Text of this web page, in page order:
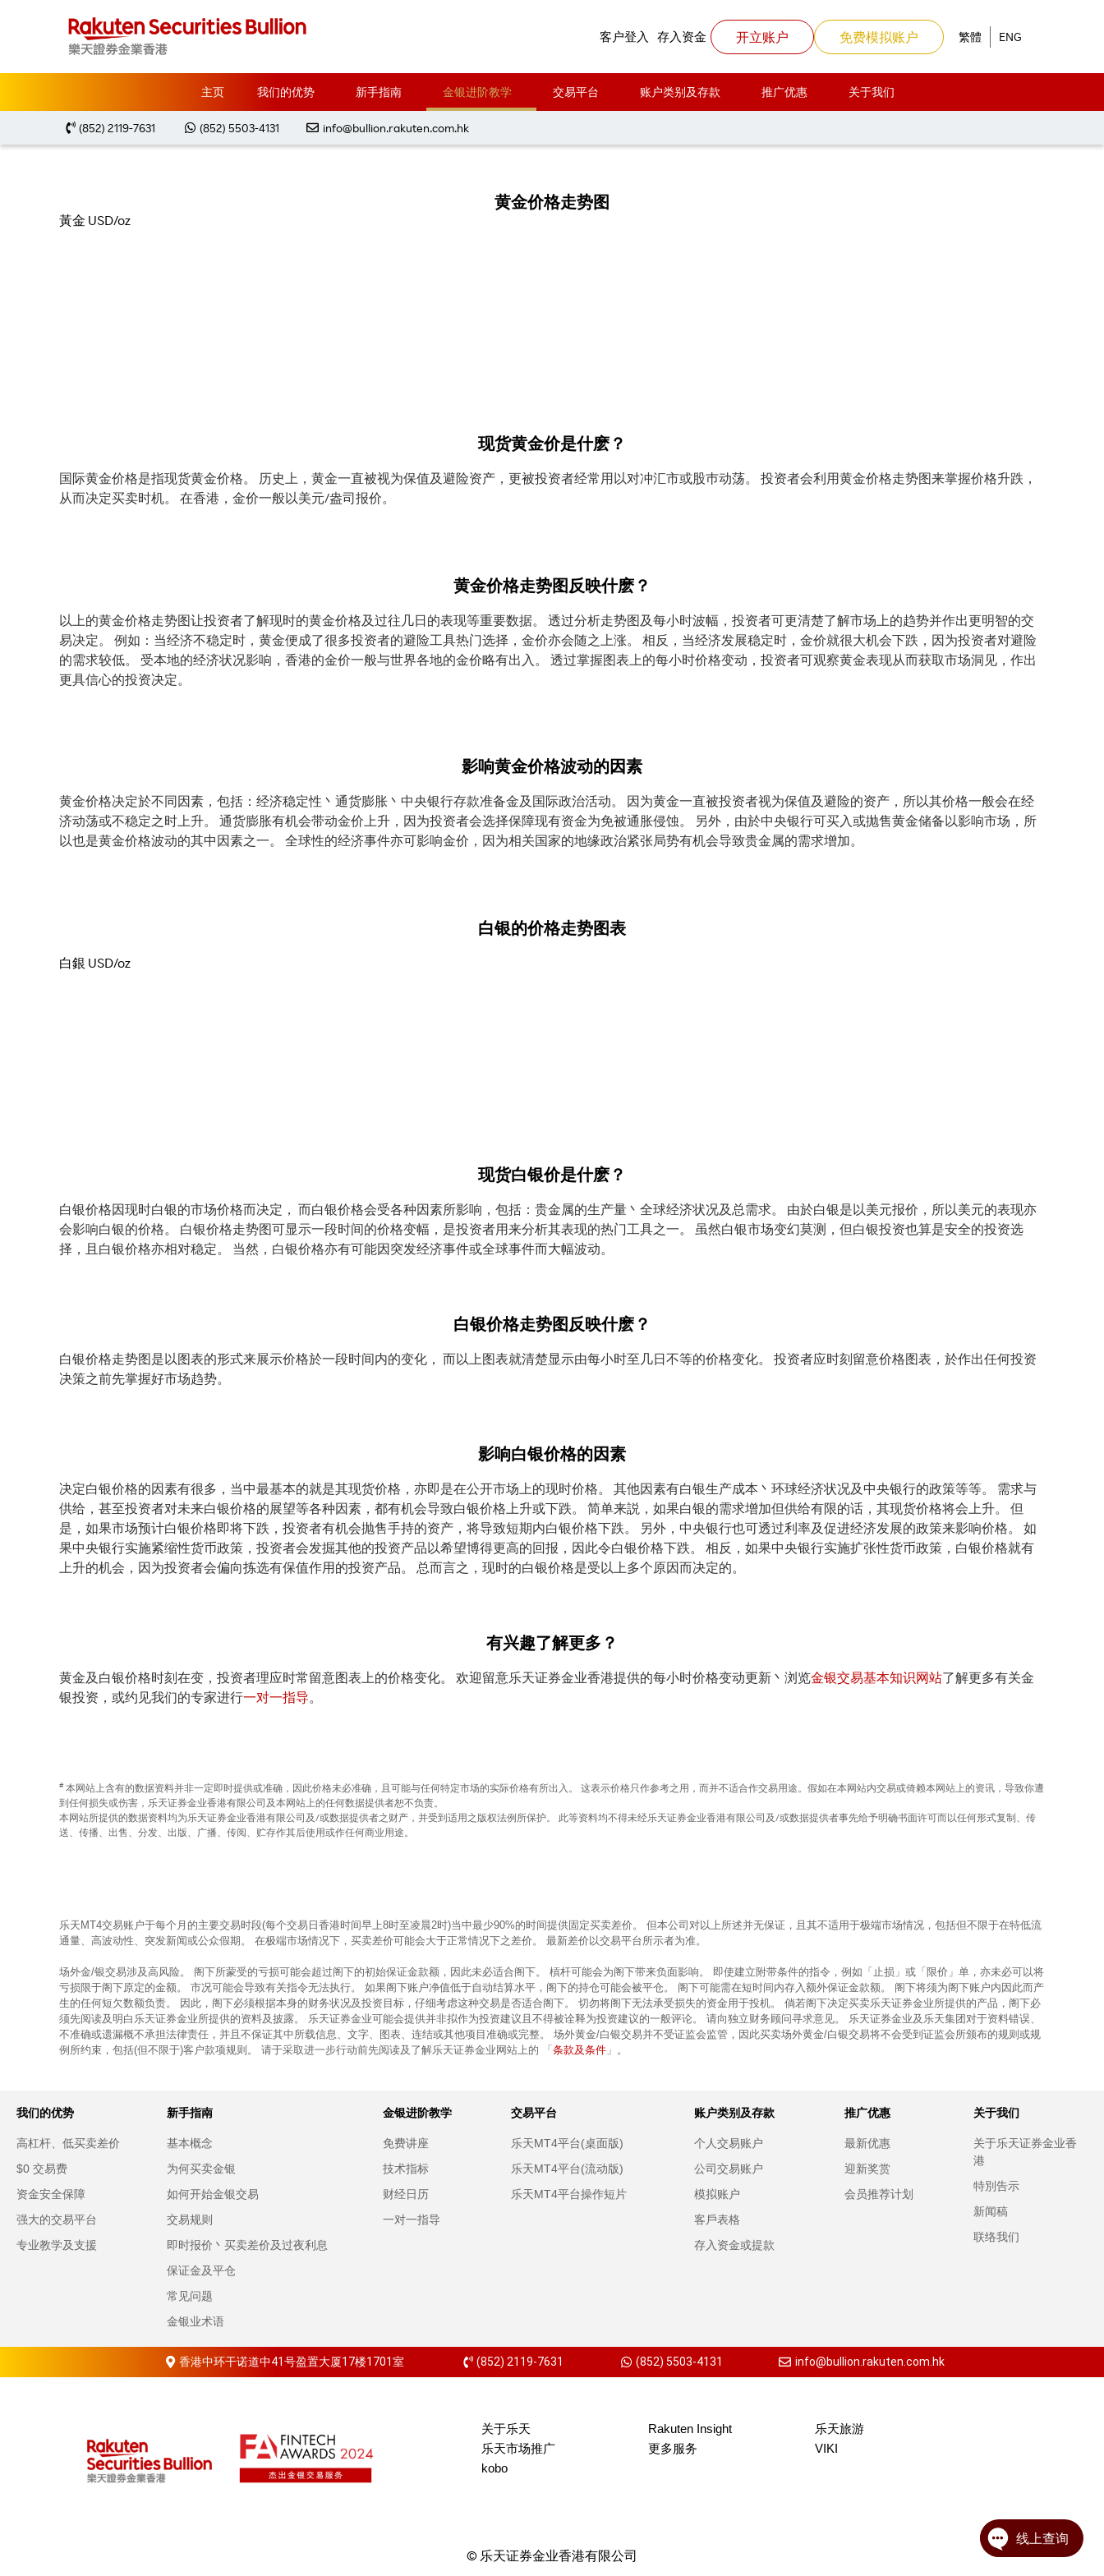
客户登入 存入资金 开立账户 免费模拟账户 繁體 ENG
主页 我们的优势 新手指南 金银进阶教学 交易平台 账户类别及存款 推广优惠 关于我们
(852) 2119-7631 (852) 5503-4131 info@bullion.rakuten.com.hk
主页 金银买卖教学 价格走势图
金银价格走势图
黄金价格走势图
黃金 USD/oz
现货黄金价是什麽？
国际黄金价格是指现货黄金价格。 历史上，黄金一直被视为保值及避险资产，更被投资者经常用以对冲汇市或股巿动荡。 投资者会利用黄金价格走势图来掌握价格升跌，
从而决定买卖时机。 在香港，金价一般以美元/盎司报价。
黄金价格走势图反映什麽？
以上的黄金价格走势图让投资者了解现时的黄金价格及过往几日的表现等重要数据。 透过分析走势图及每小时波幅，投资者可更清楚了解市场上的趋势并作出更明智的交
易决定。 例如：当经济不稳定时，黄金便成了很多投资者的避险工具热门选择，金价亦会随之上涨。 相反，当经济发展稳定时，金价就很大机会下跌，因为投资者对避险
的需求较低。 受本地的经济状况影响，香港的金价一般与世界各地的金价略有出入。 透过掌握图表上的每小时价格变动，投资者可观察黄金表现从而获取市场洞见，作出
更具信心的投资决定。
影响黄金价格波动的因素
黄金价格决定於不同因素，包括：经济稳定性丶通货膨胀丶中央银行存款准备金及国际政治活动。 因为黄金一直被投资者视为保值及避险的资产，所以其价格一般会在经
济动荡或不稳定之时上升。 通货膨胀有机会带动金价上升，因为投资者会选择保障现有资金为免被通胀侵蚀。 另外，由於中央银行可买入或抛售黄金储备以影响市场，所
以也是黄金价格波动的其中因素之一。 全球性的经济事件亦可影响金价，因为相关国家的地缘政治紧张局势有机会导致贵金属的需求增加。
白银的价格走势图表
白銀 USD/oz
现货白银价是什麽？
白银价格因现时白银的市场价格而决定， 而白银价格会受各种因素所影响，包括：贵金属的生产量丶全球经济状况及总需求。 由於白银是以美元报价，所以美元的表现亦
会影响白银的价格。 白银价格走势图可显示一段时间的价格变幅，是投资者用来分析其表现的热门工具之一。 虽然白银市场变幻莫测，但白银投资也算是安全的投资选
择，且白银价格亦相对稳定。 当然，白银价格亦有可能因突发经济事件或全球事件而大幅波动。
白银价格走势图反映什麽？
白银价格走势图是以图表的形式来展示价格於一段时间内的变化， 而以上图表就清楚显示由每小时至几日不等的价格变化。 投资者应时刻留意价格图表，於作出任何投资
决策之前先掌握好市场趋势。
影响白银价格的因素
决定白银价格的因素有很多，当中最基本的就是其现货价格，亦即是在公开市场上的现时价格。 其他因素有白银生产成本丶环球经济状况及中央银行的政策等等。 需求与
供给，甚至投资者对未来白银价格的展望等各种因素，都有机会导致白银价格上升或下跌。 简单来説，如果白银的需求增加但供给有限的话，其现货价格将会上升。 但
是，如果市场预计白银价格即将下跌，投资者有机会抛售手持的资产，将导致短期内白银价格下跌。 另外，中央银行也可透过利率及促进经济发展的政策来影响价格。 如
果中央银行实施紧缩性货币政策，投资者会发掘其他的投资产品以希望博得更高的回报，因此令白银价格下跌。 相反，如果中央银行实施扩张性货币政策，白银价格就有
上升的机会，因为投资者会偏向拣选有保值作用的投资产品。 总而言之，现时的白银价格是受以上多个原因而决定的。
有兴趣了解更多？
黄金及白银价格时刻在变，投资者理应时常留意图表上的价格变化。 欢迎留意乐天证券金业香港提供的每小时价格变动更新丶浏览金银交易基本知识网站了解更多有关金
银投资，或约见我们的专家进行一对一指导。
# 本网站上含有的数据资料并非一定即时提供或准确，因此价格未必准确，且可能与任何特定市场的实际价格有所出入。 这表示价格只作参考之用，而并不适合作交易用途。假如在本网站内交易或倚赖本网站上的资讯，导致你遭
到任何损失或伤害，乐天证券金业香港有限公司及本网站上的任何数据提供者恕不负责。
本网站所提供的数据资料均为乐天证券金业香港有限公司及/或数据提供者之财产，并受到适用之版权法例所保护。 此等资料均不得未经乐天证券金业香港有限公司及/或数据提供者事先给予明确书面许可而以任何形式复制、传
送、传播、出售、分发、出版、广播、传阅、贮存作其后使用或作任何商业用途。
乐天MT4交易账户于每个月的主要交易时段(每个交易日香港时间早上8时至凌晨2时)当中最少90%的时间提供固定买卖差价。 但本公司对以上所述并无保证，且其不适用于极端市场情况，包括但不限于在特低流
通量、高波动性、突发新闻或公众假期。 在极端市场情况下，买卖差价可能会大于正常情况下之差价。 最新差价以交易平台所示者为准。
场外金/银交易涉及高风险。 阁下所蒙受的亏损可能会超过阁下的初始保证金款额，因此未必适合阁下。 槓杆可能会为阁下带来负面影响。 即使建立附带条件的指令，例如「止损」或「限价」单，亦未必可以将
亏损限于阁下原定的金额。 市况可能会导致有关指令无法执行。 如果阁下账户净值低于自动结算水平，阁下的持仓可能会被平仓。 阁下可能需在短时间内存入额外保证金款额。 阁下将须为阁下账户内因此而产
生的任何短欠数额负责。 因此，阁下必须根据本身的财务状况及投资目标，仔细考虑这种交易是否适合阁下。 切勿将阁下无法承受损失的资金用于投机。 倘若阁下决定买卖乐天证券金业所提供的产品，阁下必
须先阅读及明白乐天证券金业所提供的资料及披露。 乐天证券金业可能会提供并非拟作为投资建议且不得被诠释为投资建议的一般评论。 请向独立财务顾问寻求意见。 乐天证券金业及乐天集团对于资料错误、
不准确或遗漏概不承担法律责任，并且不保证其中所载信息、文字、图表、连结或其他项目准确或完整。 场外黄金/白银交易并不受证监会监管，因此买卖场外黄金/白银交易将不会受到证监会所颁布的规则或规
例所约束，包括(但不限于)客户款项规则。 请于采取进一步行动前先阅读及了解乐天证券金业网站上的 「 条款及条件 」。
我们的优势
高杠杆、低买卖差价
$0 交易费
资金安全保障
强大的交易平台
专业教学及支援
新手指南
基本概念
为何买卖金银
如何开始金银交易
交易规则
即时报价丶买卖差价及过夜利息
保证金及平仓
常见问题
金银业术语
金银进阶教学
免费讲座
技术指标
财经日历
一对一指导
交易平台
乐天MT4平台(桌面版)
乐天MT4平台(流动版)
乐天MT4平台操作短片
账户类别及存款
个人交易账户
公司交易账户
模拟账户
客戶表格
存入资金或提款
推广优惠
最新优惠
迎新奖赏
会员推荐计划
关于我们
关于乐天证券金业香
港
特別告示
新闻稿
联络我们
香港中环干诺道中41号盈置大厦17楼1701室 (852) 2119-7631 (852) 5503-4131 info@bullion.rakuten.com.hk
关于乐天 Rakuten Insight
乐天旅游
乐天市场推广
更多服务
VIKI
kobo
© 乐天证券金业香港有限公司